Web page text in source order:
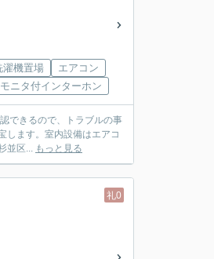
濯機置場
エアコン
ニタ付インターホン
できるので、トラブルの事
します。室内設備はエアコ
並区... もっと見る
礼0